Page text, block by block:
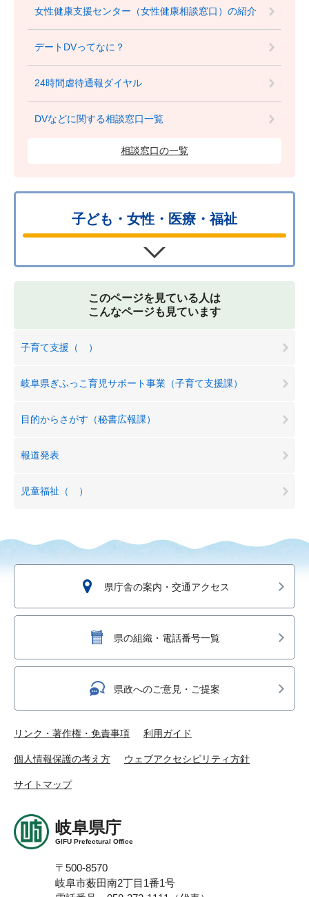
女性健康支援センター（女性健康相談窓口）の紹介
デートDVってなに？
24時間虐待通報ダイヤル
DVなどに関する相談窓口一覧
相談窓口の一覧
子ども・女性・医療・福祉
このページを見ている人は
こんなページも見ています
子育て支援（ ）
岐阜県ぎふっこ育児サポート事業（子育て支援課）
目的からさがす（秘書広報課）
報道発表
児童福祉（ ）
県庁舎の案内・交通アクセス
県の組織・電話番号一覧
県政へのご意見・ご提案
リンク・著作権・免責事項 利用ガイド
個人情報保護の考え方 ウェブアクセシビリティ方針
サイトマップ
岐阜県庁
GIFU Prefectural Office
〒500-8570
岐阜市薮田南2丁目1番1号